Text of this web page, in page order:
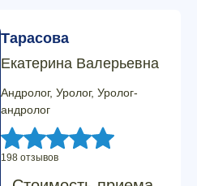
Тарасова
Екатерина Валерьевна
Андролог, Уролог, Уролог-
андролог
198 отзывов